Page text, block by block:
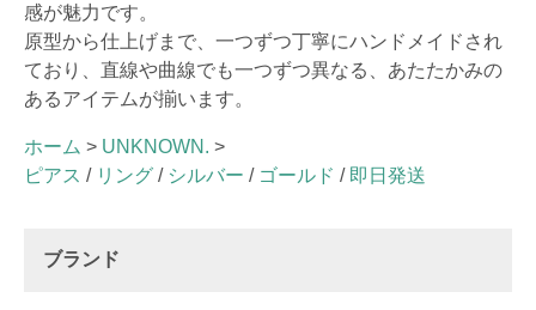
感が魅力です。
原型から仕上げまで、一つずつ丁寧にハンドメイドされ
ており、直線や曲線でも一つずつ異なる、あたたかみの
あるアイテムが揃います。
ホーム > UNKNOWN. >
ピアス / リング / シルバー / ゴールド / 即日発送
ブランド